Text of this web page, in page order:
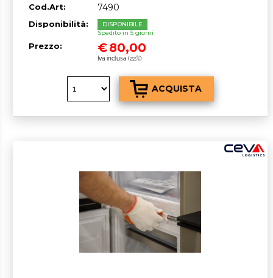
Cod.Art: 7490
Disponibilità:
DISPONIBILE
Spedito in 5 giorni
Prezzo: €80,00
Iva inclusa (22%)